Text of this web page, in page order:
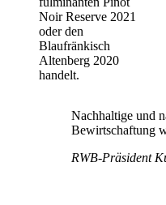
Noir Reserve 2021
oder den
Blaufränkisch
Altenberg 2020
handelt.
Nachhaltige und
Bewirtschaftung
RWB-Präsident